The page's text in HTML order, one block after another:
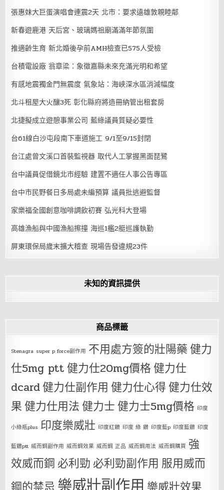
張惠妹大巨蛋演唱會連震2天 北市：要求遠雄敦親睦鄰
新春遊鹿港 天后宮、玻璃媽祖廟滿滿年節氛圍
推適齡生育 新北婚後孕前AMH檢查已575人受檢
台積電設廠 翁章梁：象徵嘉縣未來充滿光明和希望
有感地震獨金門無震度 氣象站：海峽深水區消減幅度
北斗租屋大火釀3死 彰化縣府將造冊納管出租套房
北捷擬成立遊憩事業公司 藍綠議員質疑必要性
台61線白沙屯段南下車道施工 9/1至9/15封閉
台江處曾文溪口首裝監視器 取代人工掌握黑面琵鷺
台中議員促借鏡北市經驗 建置不適任人事公告專區
台中市民野餐日多局處未編預算 議員批逃避監督
家樂福全國創意咖啡調飲初賽 弘光科大登場
高雄漁船與中國漁船擦撞 海巡1艦2艇巡護執勤
屏東環保局歲末擴大稽查 現場告發違規23件
未知的資訊提供
商品標籤
Stenagra super p force副作用 不用處方簽的壯陽藥健力
仕5mg ptt健力仕20mg價格健力仕
dcard健力仕副作用 健力仕心得健力仕效
果健力仕用法健力士健力士5mg價格 印度
小綠瓶plus 印度樂威壯 印度紅鑽 印度 綠 鑽 印度藍p 印度藍鑽 印度
藍鑽ptt 威而鋼副作用 威而鋼效果 威而鋼 正品 威而鋼用法 威而鋼購買 強
效威而鋼 必利勁 必利勁副作用 服用威而